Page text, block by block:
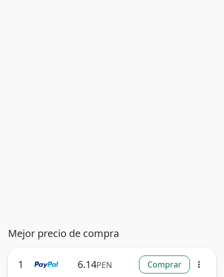
Mejor precio de compra
1 6.14PEN Comprar more_vert